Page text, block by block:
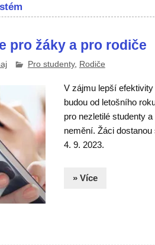
pro žáky a pro rodiče
Pro studenty, Rodiče
V zájmu lepší
budou od letošního
pro nezletilé studenty
nemění. Žáci
4. 9. 2023.
» Více